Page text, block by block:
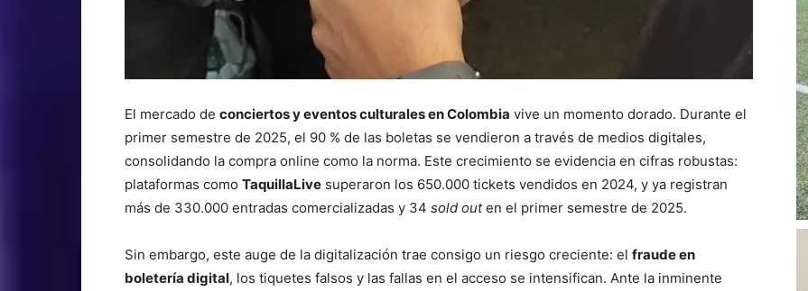
El mercado de conciertos y eventos culturales en Colombia vive un momento dorado. Durante el
primer semestre de 2025, el 90 % de las boletas se vendieron a través de medios digitales,
consolidando la compra online como la norma. Este crecimiento se evidencia en cifras robustas:
plataformas como TaquillaLive superaron los 650.000 tickets vendidos en 2024, y ya registran
más de 330.000 entradas comercializadas y 34 sold outen el primer semestre de 2025.
Sin embargo, este auge de la digitalización trae consigo un riesgo creciente: el fraude en
boletería digital, los tiquetes falsos y las fallas en el acceso se intensifican. Ante la inminente